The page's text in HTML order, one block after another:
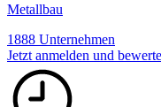
Metallbau
1888 Unternehmen
Jetzt anmelden und